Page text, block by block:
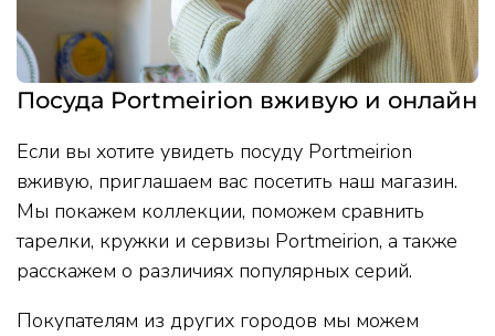
Посуда Portmeirion вживую и онлайн
Если вы хотите увидеть посуду Portmeirion
вживую, приглашаем вас посетить наш магазин.
Мы покажем коллекции, поможем сравнить
тарелки, кружки и сервизы Portmeirion, а также
расскажем о различиях популярных серий.
Покупателям из других городов мы можем